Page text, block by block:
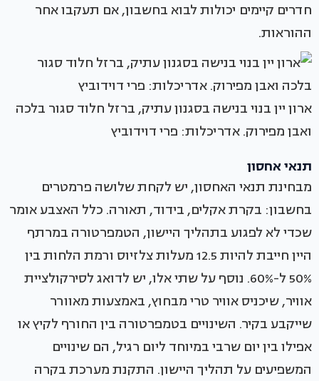
חדרים קיימים יכולות לבוא בחשבון, אם תעקבו אחר
ההוראות.
ארון יין בנוי בנישה בסגנון עתיק, ברזל חלוד סגור בלכה
ואבן מפירוק. אדריכלות: פרי דוידוביץ
תנאי אחסון
מבחינת תנאי האחסון, יש לקחת שלושה פרמטרים
בחשבון: בקרת אקלים, בידוד, תאורה. כלל האצבע אומר
שכדי לא לפגוע בתהליך היישון, הטמפרטורה במרתף
היין חייבת להיות 12.5 מעלות צלזיוס ורמת הלחות בין
50% ל-60%. נוסף על שתי אלו, יש לדואג לסירקולציית
אוויר, שיכניס אוויר טרי מבחוץ, באמצעות מאוורר
שייקבע בקיר. השינויים בטמפרטורה בין החורף לקיץ או
אפילו בין יום שרבי במיוחד ליום רגיל, הם שינויים
המשפיעים על תהליך היישון. התקנת מערכת בקרה